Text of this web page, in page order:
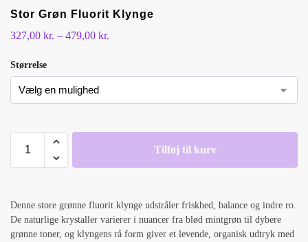
Stor Grøn Fluorit Klynge
327,00 kr. – 479,00 kr.
Størrelse
Tilføj til kurv
Denne store grønne fluorit klynge udstråler friskhed, balance og indre ro.
De naturlige krystaller varierer i nuancer fra blød mintgrøn til dybere
grønne toner, og klyngens rå form giver et levende, organisk udtryk med